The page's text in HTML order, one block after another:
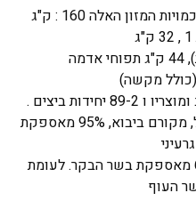
• לרשות כל נפש עמדו בממוצע כמויות המזון האלה 160 : ק"ג
, 83 ק"ג בשר ודגים (ללא עצמות), 44 ק"ג תפוחי אדמה
• 93% מאספקת הדגנים בישראל, מקורם ביבוא, 95% מאספקת
השמן, הבוטנים והאגוזים ו -63% מאספקת בשר הבקר. לעומת